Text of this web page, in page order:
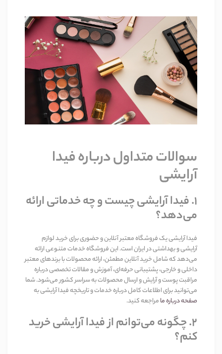
سوالات متداولدرباره فیدا
آرایشی
1. فیدا آرایشی چیست و چه خدماتی ارائه
می‌دهد؟
فیدا آرایشی یک فروشگاه معتبر آنلاین و حضوری برای خرید لوازم
آرایشی و بهداشتی در ایران است. این فروشگاه خدمات متنوعی ارائه
می‌دهد که شامل خرید آنلاین مطمئن، ارائه محصولات با برندهای معتبر
داخلی و خارجی، پشتیبانی حرفه‌ای، آموزش و مقالات تخصصی درباره
مراقبت پوست و آرایش و ارسال محصولات به سراسر کشور می‌شود. شما
می‌توانید برای اطلاعات کامل درباره خدمات و تاریخچه فیدا آرایشی به
صفحه درباره مامراجعه کنید.
2. چگونه می‌توانم از فیدا آرایشی خرید
کنم؟